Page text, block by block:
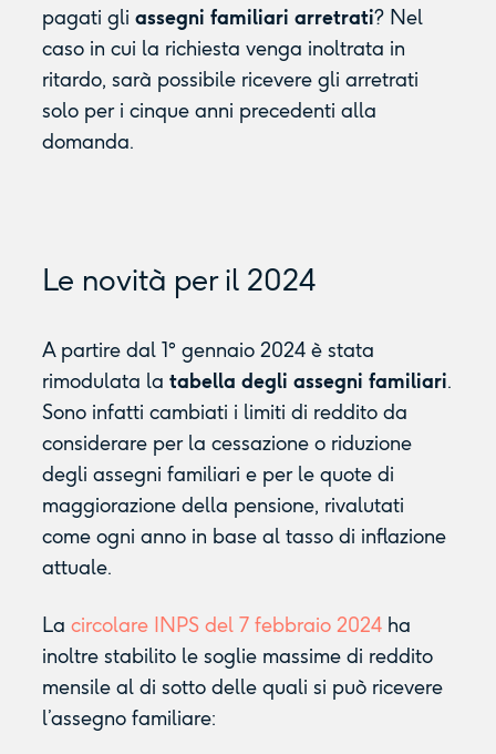
pagati gli assegni familiari arretrati? Nel
caso in cui la richiesta venga inoltrata in
ritardo, sarà possibile ricevere gli arretrati
solo per i cinque anni precedenti alla
domanda.
Le novità per il 2024
A partire dal 1° gennaio 2024 è stata
rimodulata la tabella degli assegni familiari.
Sono infatti cambiati i limiti di reddito da
considerare per la cessazione o riduzione
degli assegni familiari e per le quote di
maggiorazione della pensione, rivalutati
come ogni anno in base al tasso di inflazione
attuale.
La circolare INPS del 7 febbraio 2024ha
inoltre stabilito le soglie massime di reddito
mensile al di sotto delle quali si può ricevere
l’assegno familiare: